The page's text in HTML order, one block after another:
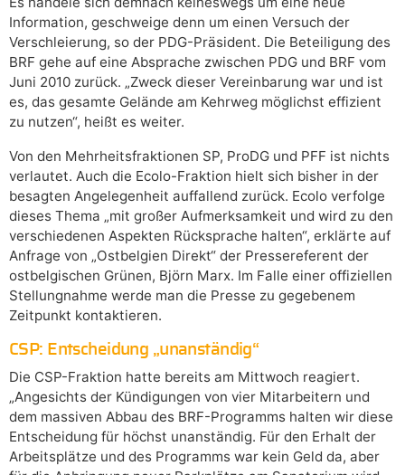
Information, geschweige denn um einen Versuch der
Verschleierung, so der PDG-Präsident. Die Beteiligung des
BRF gehe auf eine Absprache zwischen PDG und BRF vom
Juni 2010 zurück. „Zweck dieser Vereinbarung war und ist
es, das gesamte Gelände am Kehrweg möglichst effizient
zu nutzen“, heißt es weiter.
Von den Mehrheitsfraktionen SP, ProDG und PFF ist nichts
verlautet. Auch die Ecolo-Fraktion hielt sich bisher in der
besagten Angelegenheit auffallend zurück. Ecolo verfolge
dieses Thema „mit großer Aufmerksamkeit und wird zu den
verschiedenen Aspekten Rücksprache halten“, erklärte auf
Anfrage von „Ostbelgien Direkt“ der Pressereferent der
ostbelgischen Grünen, Björn Marx. Im Falle einer offiziellen
Stellungnahme werde man die Presse zu gegebenem
Zeitpunkt kontaktieren.
CSP: Entscheidung „unanständig“
Die CSP-Fraktion hatte bereits am Mittwoch reagiert.
„Angesichts der Kündigungen von vier Mitarbeitern und
dem massiven Abbau des BRF-Programms halten wir diese
Entscheidung für höchst unanständig. Für den Erhalt der
Arbeitsplätze und des Programms war kein Geld da, aber